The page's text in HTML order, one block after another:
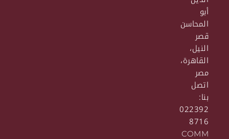
أبو
المحاسن
قصر
النيل،
القاهرة،
مصر
اتصل
بنا:
022392
8716
COMM